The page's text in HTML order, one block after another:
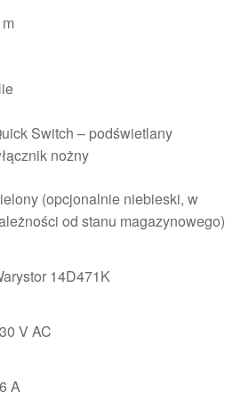
Switch – podświetlany
nożny
(opcjonalnie niebieski, w
od stanu magazynowego)
14D471K
V AC
A